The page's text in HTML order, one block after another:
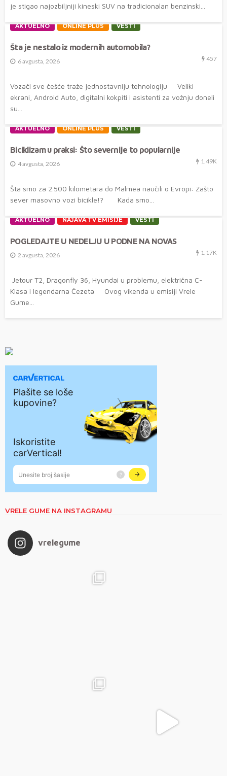
je stigao najozbiljniji kineski SUV na tradicionalan benzinski...
AKTUELNO ONLINE PLUS VESTI
Šta je nestalo iz modernih automobila?
6 avgusta, 2026 457
Vozači sve češće traže jednostavniju tehnologiju Veliki
ekrani, Android Auto, digitalni kokpiti i asistenti za vožnju doneli
su...
AKTUELNO ONLINE PLUS VESTI
Biciklizam u praksi: Što severnije to popularnije
4 avgusta, 2026 1.49K
Šta smo za 2.500 kilometara do Malmea naučili o Evropi: Zašto
sever masovno vozi bicikle!? Kada smo...
AKTUELNO NAJAVA TV EMISIJE VESTI
POGLEDAJTE U NEDELJU U PODNE NA NOVAS
2 avgusta, 2026 1.17K
Jetour T2, Dragonfly 36, Hyundai u problemu, električna C-
Klasa i legendarna Čezeta Ovog vikenda u emisiji Vrele
Gume...
VRELE GUME NA INSTAGRAMU
vrelegume